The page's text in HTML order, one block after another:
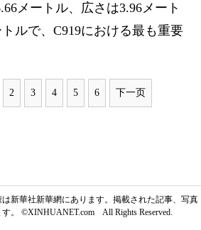
メートル、広さは3.96メート
ルで、C919における最も重要
2 3 4 5 6 下一页
新華社新華網にあります。掲載された記事、写真
。 ©XINHUANET.com All Rights Reserved.